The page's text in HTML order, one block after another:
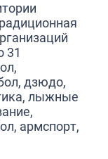
31
дзюдо,
лыжные
армспорт,